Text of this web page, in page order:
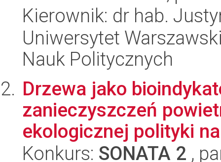
Kierownik: dr hab.
Uniwersytet
Nauk Politycznych
Drzewa jako
zanieczyszczeń
ekologicznej polityki
Konkurs: SONATA 2 ,